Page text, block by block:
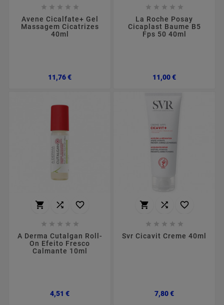
    
Avene Cicalfate+ Gel
Massagem Cicatrizes
40ml
11,76 €Preço
    
La Roche Posay
Cicaplast Baume B5
Fps 50 40ml
11,00 €Preço
  
    
A Derma Cutalgan Roll-
On Efeito Fresco
Calmante 10ml
4,51 €Preço
  
    
Svr Cicavit Creme 40ml
7,80 €Preço